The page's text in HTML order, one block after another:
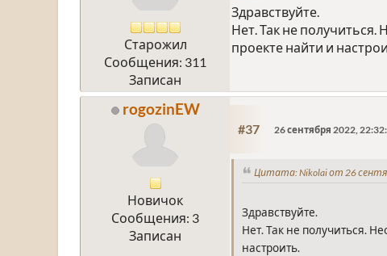
Старожил
Сообщения: 311
Записан
Здравствуйте.
Нет. Так не
проекте найти и
rogozinEW
Новичок
Сообщения: 3
Записан
#37 26 сентября 2022,
Цитата: Nikolai от 26
Здравствуйте.
Нет. Так не получиться.
настроить.